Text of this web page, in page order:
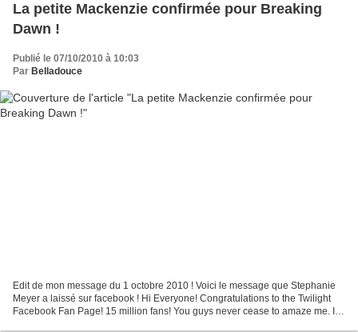
La petite Mackenzie confirmée pour Breaking
Dawn !
Publié le 07/10/2010 à 10:03
Par Belladouce
Edit de mon message du 1 octobre 2010 ! Voici le message que Stephanie
Meyer a laissé sur facebook ! Hi Everyone! Congratulations to the Twilight
Facebook Fan Page! 15 million fans! You guys never cease to amaze me. In